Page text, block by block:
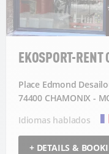
EKOSPORT-RENT
Place Edmond
74400 CHAMONIX -
Idiomas hablados
+ DETAILS &